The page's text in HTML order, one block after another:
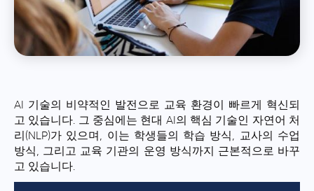
AI 기술의 비약적인 발전으로 교육 환경이 빠르게 혁신되
고 있습니다. 그 중심에는 현대 AI의 핵심 기술인 자연어 처
리(NLP)가 있으며, 이는 학생들의 학습 방식, 교사의 수업
방식, 그리고 교육 기관의 운영 방식까지 근본적으로 바꾸
고 있습니다.